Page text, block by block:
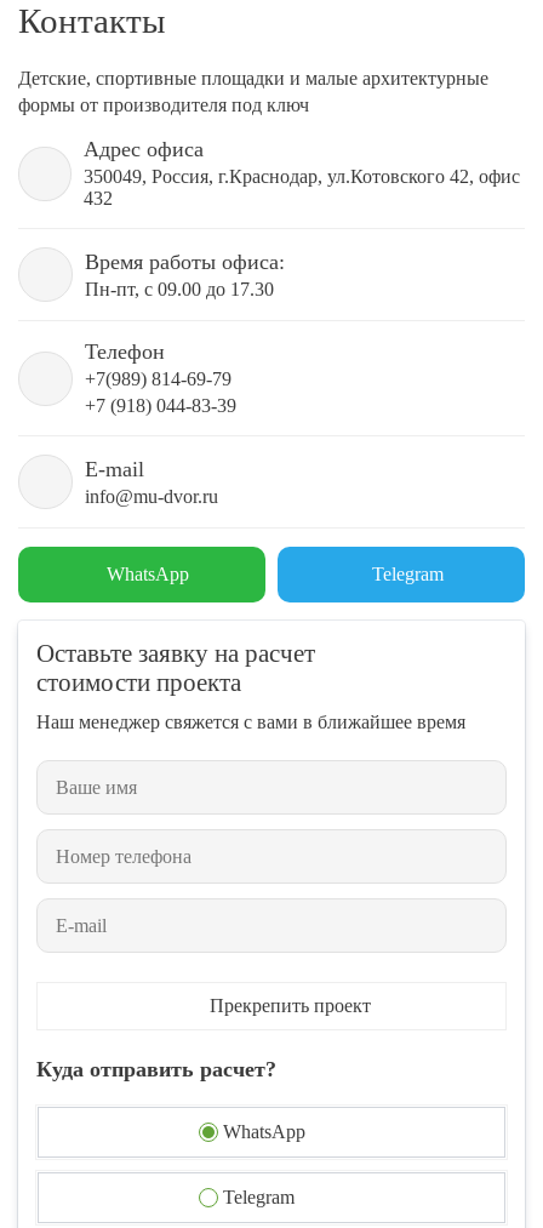
Контакты
Детские, спортивные площадки и малые архитектурные
формы от производителя под ключ
Адрес офиса
350049, Россия, г.Краснодар, ул.Котовского 42, офис
432
Время работы офиса:
Пн-пт, с 09.00 до 17.30
Телефон
+7(989) 814-69-79
+7 (918) 044-83-39
E-mail
info@mu-dvor.ru
WhatsApp Telegram
Оставьте заявку на расчет
стоимости проекта
Наш менеджер свяжется с вами в ближайшее время
Прекрепить проект
Куда отправить расчет?
WhatsApp
Telegram